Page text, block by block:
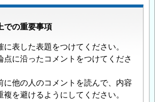
での重要事項
に表した表題をつけてください。
点に沿ったコメントをつけてくださ
に他の人のコメントを読んで、内容
複を避けるようにしてください。